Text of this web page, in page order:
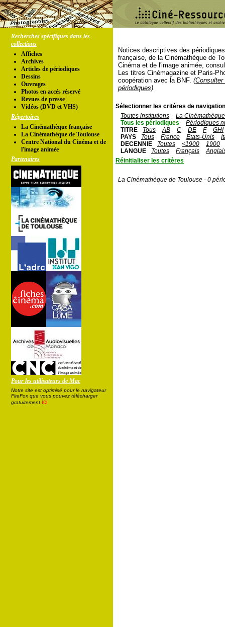
Recherches spécifiques dans les
collections
Affiches
Archives
Articles de périodiques
Dessins
Ouvrages
Photos en accés réservé
Revues de presse
Vidéos (DVD et VHS)
Répertoires
La Cinémathèque française
La Cinémathèque de Toulouse
Centre National du Cinéma et de
l'image animée
Partenaires
Pour les utilisateurs de Mac
Notre site est optimisé pour le navigateur
FireFox que vous pouvez télécharger
gratuitement ici
Notices descriptives des
française, de la Cinémathèque de
Cinéma et de l'image animée,
Les titres Cinémagazine et Paris-
coopération avec la BNF.
périodiques)
Sélectionner les critères de
Toutes institutions
La
Tous les périodiques
Périodiques
TITRE
Tous AB C DE F
GHI
PAYS
Tous France Etats-Unis
DECENNIE
Toutes <1900
1900
LANGUE
Toutes Français
Réinitialiser les critères
La Cinémathèque de Toulouse - 0